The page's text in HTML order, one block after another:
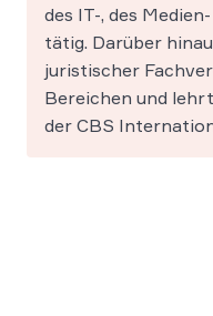
des IT-, des
tätig. Darüber
juristischer
Bereichen und
der CBS